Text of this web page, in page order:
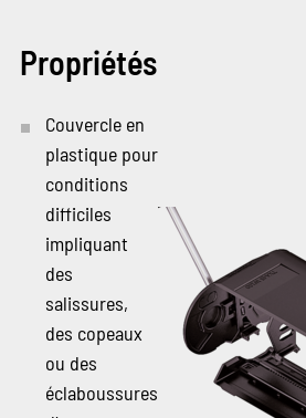
Propriétés
Couvercle en
plastique pour
conditions
difficiles
impliquant
des
salissures,
des copeaux
ou des
éclaboussures